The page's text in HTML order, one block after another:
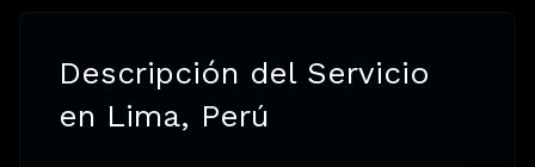
Descripción del Servicio
en Lima, Perú